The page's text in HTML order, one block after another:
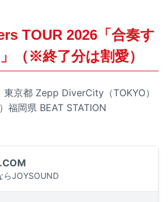
TOUR 2026「合奏す
（※終了分は割愛）
京都 Zepp DiverCity（TOKYO）
福岡県 BEAT STATION
らJOYSOUND